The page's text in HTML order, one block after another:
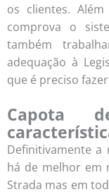
os clientes.
comprova o
também
adequação à
que é preciso
Capota
Definitivamente a
há de melhor em
Strada mas em